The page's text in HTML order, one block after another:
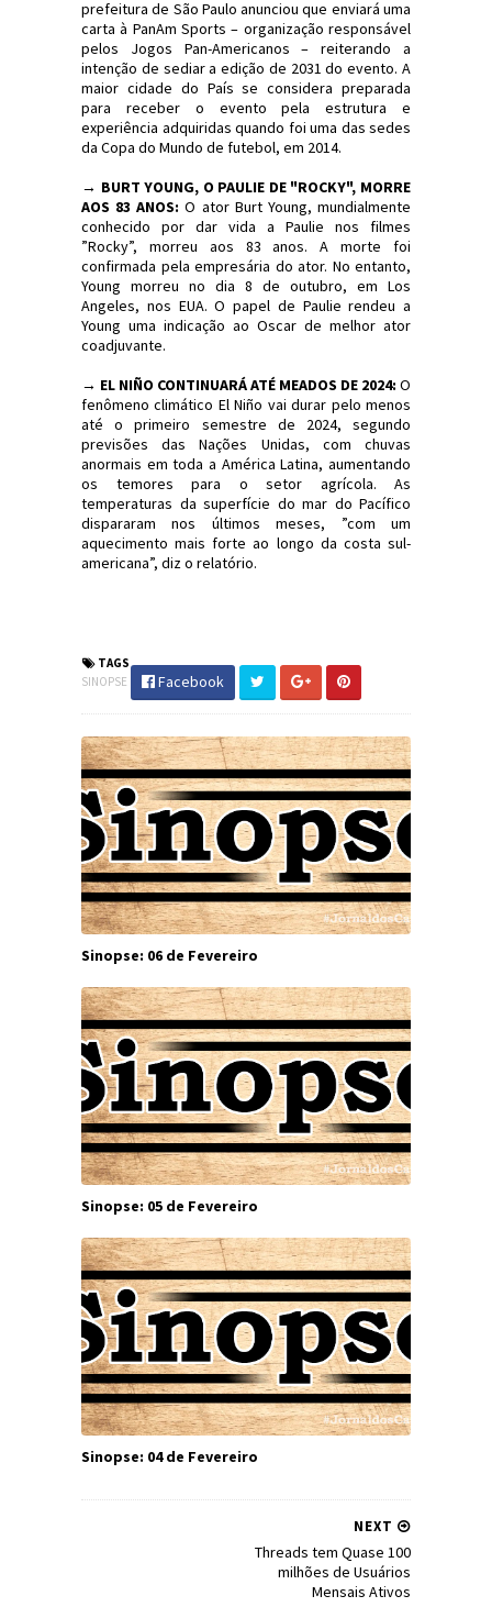
prefeitura de São Paulo anunciou que enviará uma
carta à PanAm Sports – organização responsável
pelos Jogos Pan-Americanos – reiterando a
intenção de sediar a edição de 2031 do evento. A
maior cidade do País se considera preparada
para receber o evento pela estrutura e
experiência adquiridas quando foi uma das sedes
da Copa do Mundo de futebol, em 2014.
→ BURT YOUNG, O PAULIE DE "ROCKY", MORRE
AOS 83 ANOS: O ator Burt Young, mundialmente
conhecido por dar vida a Paulie nos filmes
”Rocky”, morreu aos 83 anos. A morte foi
confirmada pela empresária do ator. No entanto,
Young morreu no dia 8 de outubro, em Los
Angeles, nos EUA. O papel de Paulie rendeu a
Young uma indicação ao Oscar de melhor ator
coadjuvante.
→ EL NIÑO CONTINUARÁ ATÉ MEADOS DE 2024: O
fenômeno climático El Niño vai durar pelo menos
até o primeiro semestre de 2024, segundo
previsões das Nações Unidas, com chuvas
anormais em toda a América Latina, aumentando
os temores para o setor agrícola. As
temperaturas da superfície do mar do Pacífico
dispararam nos últimos meses, ”com um
aquecimento mais forte ao longo da costa sul-
americana”, diz o relatório.
TAGS
SINOPSE
Facebook
Sinopse: 06 de Fevereiro
Sinopse: 05 de Fevereiro
Sinopse: 04 de Fevereiro
NEXT
Threads tem Quase 100
milhões de Usuários
Mensais Ativos